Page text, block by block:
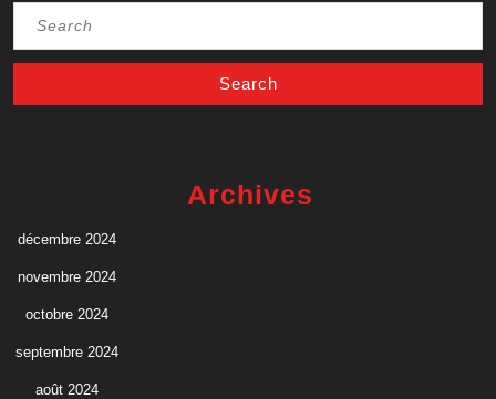
Archives
décembre 2024
novembre 2024
octobre 2024
septembre 2024
août 2024